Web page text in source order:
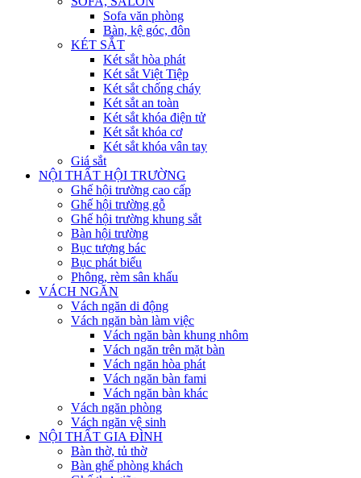
Sofa văn phòng
Bàn, kệ góc, đôn
KÉT SẮT
Két sắt hòa phát
Két sắt Việt Tiệp
Két sắt chống cháy
Két sắt an toàn
Két sắt khóa điện tử
Két sắt khóa cơ
Két sắt khóa vân tay
Giá sắt
NỘI THẤT HỘI TRƯỜNG
Ghế hội trường cao cấp
Ghế hội trường gỗ
Ghế hội trường khung sắt
Bàn hội trường
Bục tượng bác
Bục phát biểu
Phông, rèm sân khấu
VÁCH NGĂN
Vách ngăn di động
Vách ngăn bàn làm việc
Vách ngăn bàn khung nhôm
Vách ngăn trên mặt bàn
Vách ngăn hòa phát
Vách ngăn bàn fami
Vách ngăn bàn khác
Vách ngăn phòng
Vách ngăn vệ sinh
NỘI THẤT GIA ĐÌNH
Bàn thờ, tủ thờ
Bàn ghế phòng khách